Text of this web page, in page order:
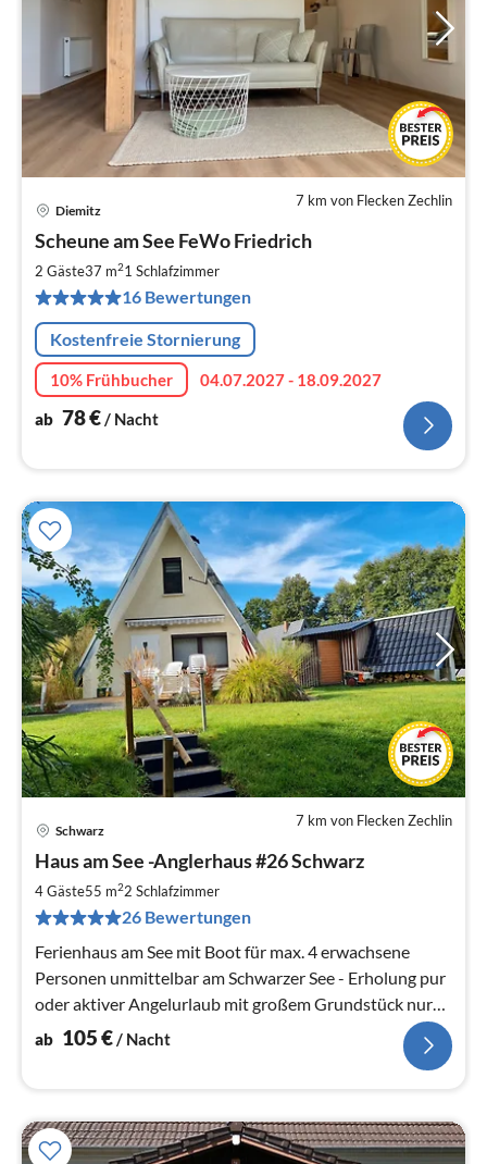
7 km von Flecken Zechlin
Diemitz
Scheune am See FeWo Friedrich
2 Gäste37 m21 Schlafzimmer
16 Bewertungen
Kostenfreie Stornierung
10% Frühbucher
04.07.2027 - 18.09.2027
ab 78€ / Nacht
7 km von Flecken Zechlin
Schwarz
Haus am See -Anglerhaus #26 Schwarz
4 Gäste55 m22 Schlafzimmer
26 Bewertungen
Ferienhaus am See mit Boot für max. 4 erwachsene
Personen unmittelbar am Schwarzer See - Erholung pur
oder aktiver Angelurlaub mit großem Grundstück nur
für Ihren Urlaub
ab 105€/ Nacht